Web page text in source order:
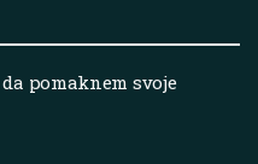
pomaknem svoje